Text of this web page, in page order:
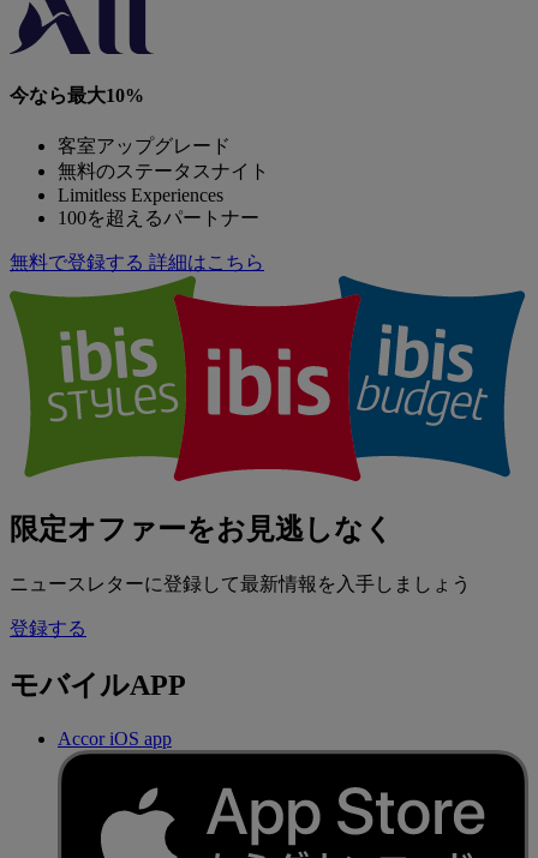
今なら最大10%
客室アップグレード
無料のステータスナイト
Limitless Experiences
100を超えるパートナー
無料で登録する 詳細はこちら
限定オファーをお見逃しなく
ニュースレターに登録して最新情報を入手しましょう
登録する
モバイルAPP
Accor iOS app